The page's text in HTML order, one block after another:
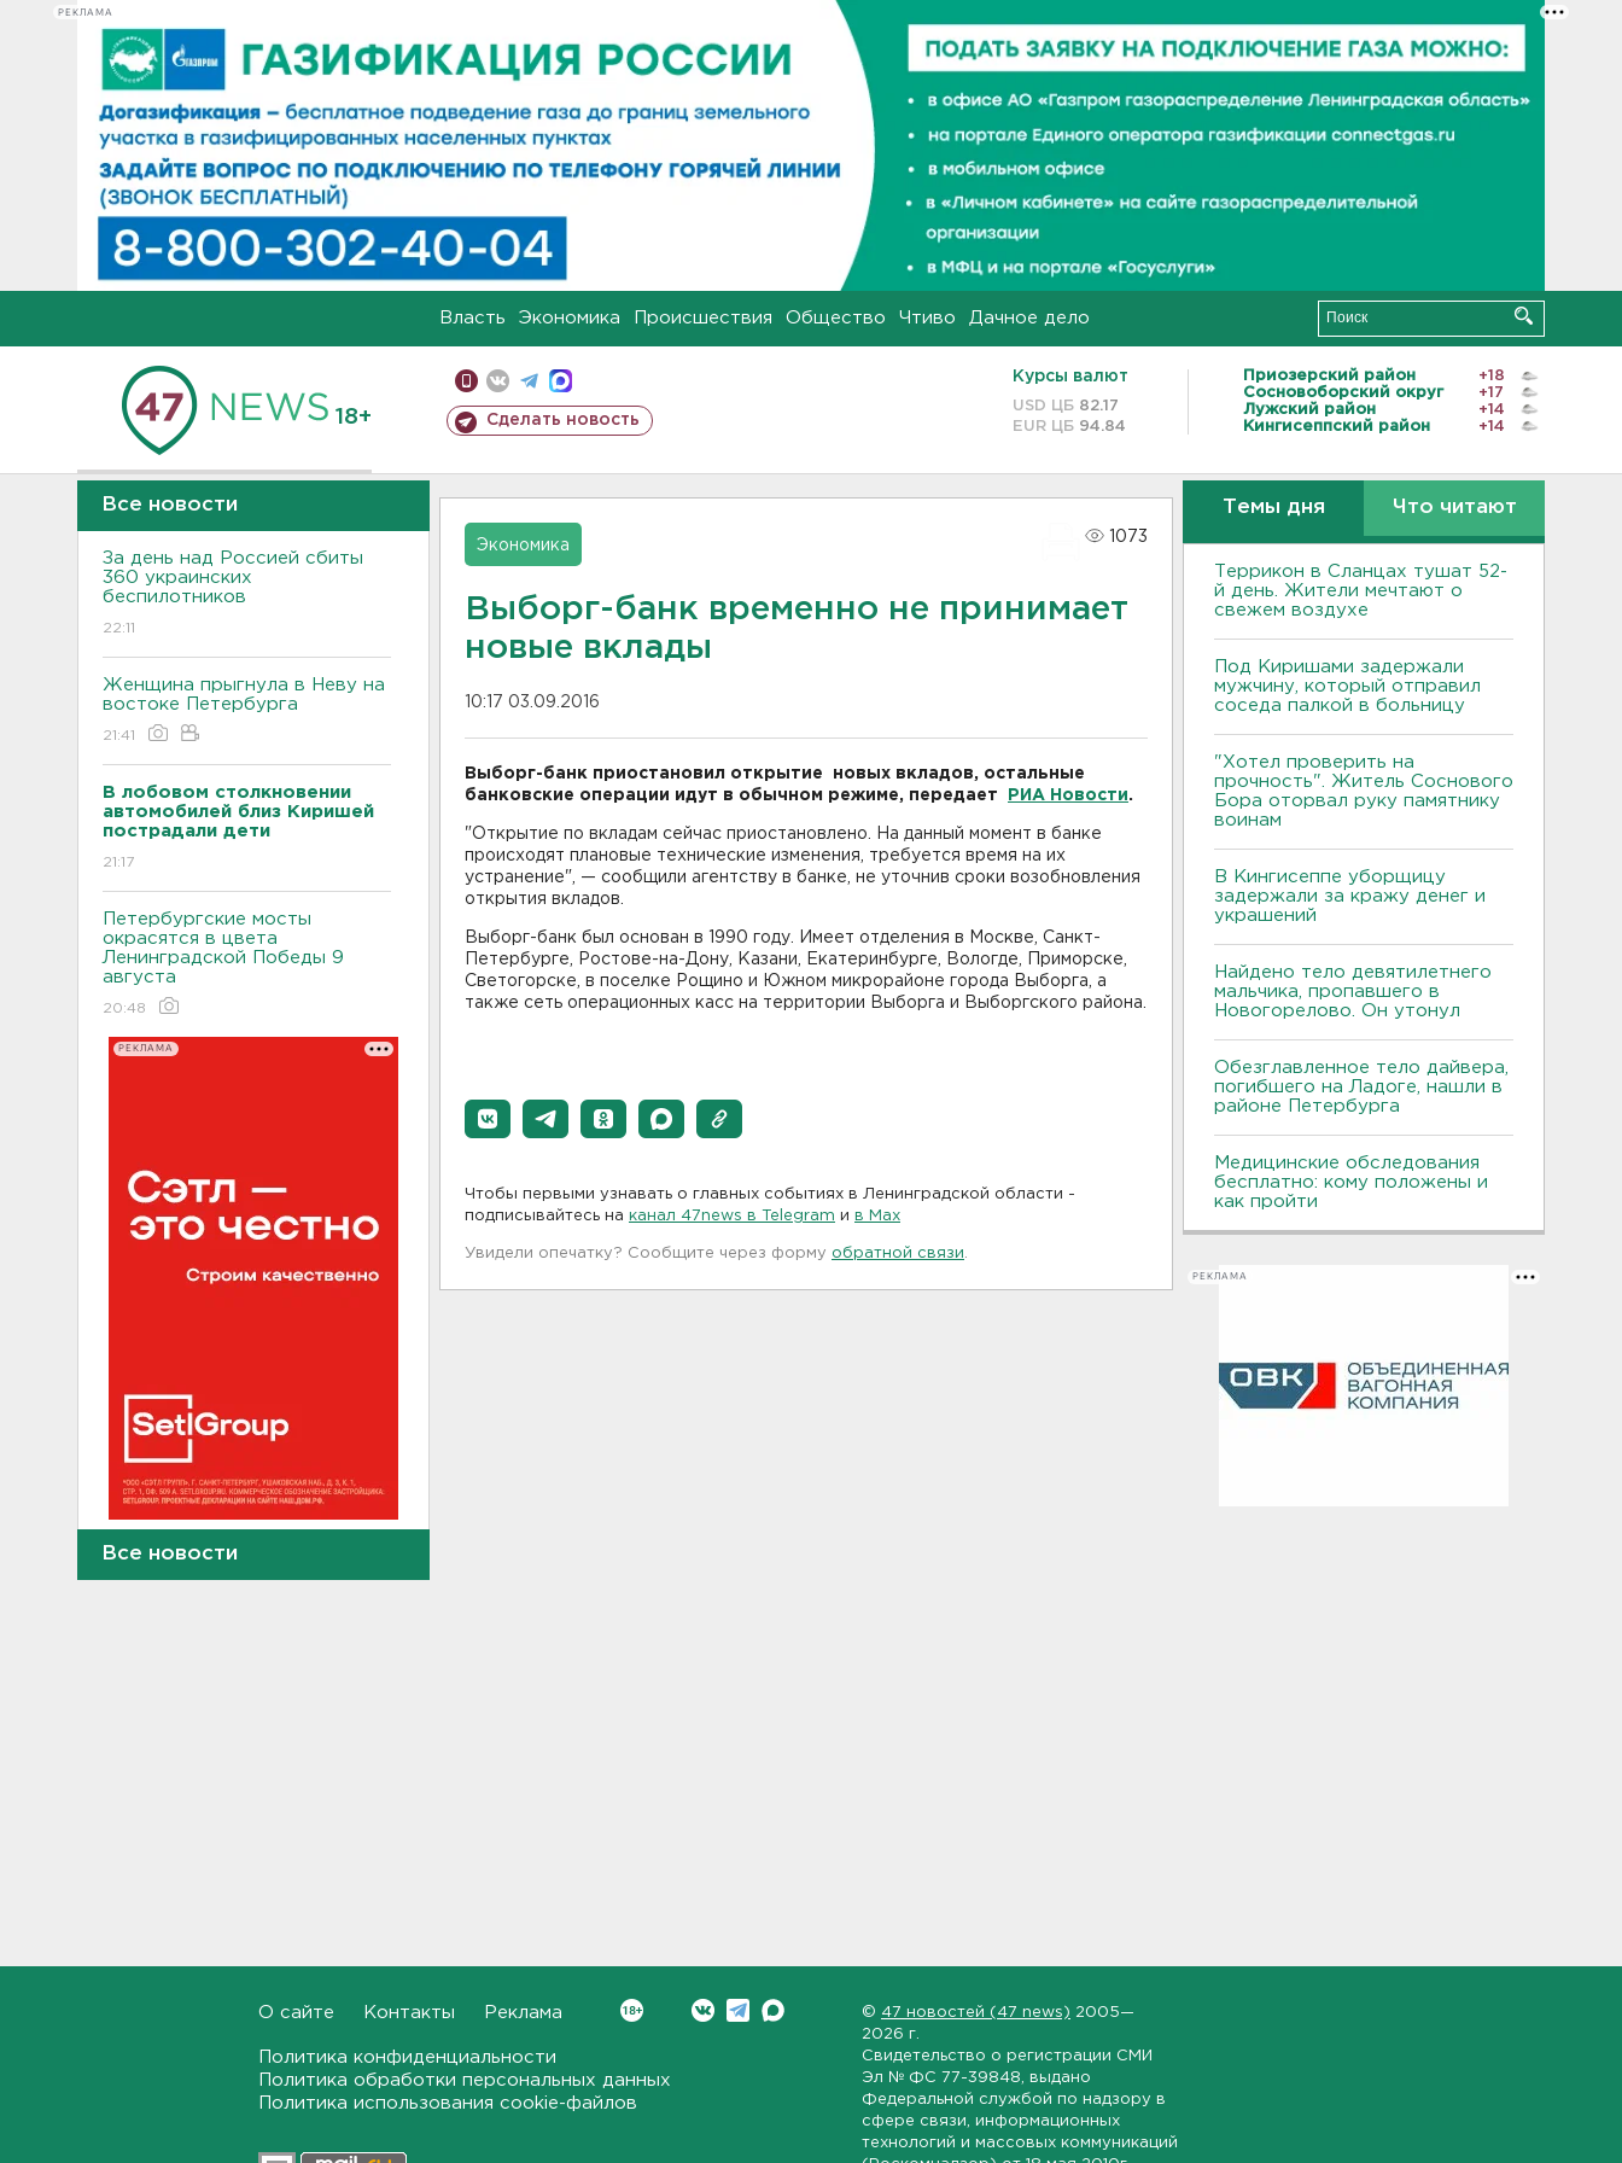
РЕКЛАМА
Власть Экономика Происшествия Общество Чтиво Дачное дело
18+ Сделать новость
Курсы валют
USD ЦБ 82.17
EUR ЦБ 94.84
Приозерский район
+18
Сосновоборский округ
+17
Лужский район
+14
Кингисеппский район
+14
Все новости
За день над Россией сбиты
360 украинских
беспилотников
22:11
Женщина прыгнула в Неву на
востоке Петербурга
21:41
В лобовом столкновении
автомобилей близ Киришей
пострадали дети
21:17
Петербургские мосты
окрасятся в цвета
Ленинградской Победы 9
августа
20:48
РЕКЛАМА
Молоку не место на дверце, а
правильно заполнять
двойники – инструкция от
По программе "Земский
приехали 2,5 тысячи медиков
Все новости
Экономика
1073
Выборг-банк временно не принимает
новые вклады
10:17 03.09.2016
Выборг-банк приостановил открытие новых вкладов, остальные
банковские операции идут в обычном режиме, передает
РИА Новости.
"Открытие по вкладам сейчас приостановлено. На данный момент в банке
происходят плановые технические изменения, требуется время на их
устранение", — сообщили агентству в банке, не уточнив сроки возобновления
открытия вкладов.
Выборг-банк был основан в 1990 году. Имеет отделения в Москве, Санкт-
Петербурге, Ростове-на-Дону, Казани, Екатеринбурге, Вологде, Приморске,
Светогорске, в поселке Рощино и Южном микрорайоне города Выборга, а
также сеть операционных касс на территории Выборга и Выборгского района.
Чтобы первыми узнавать о главных событиях в Ленинградской области -
подписывайтесь на канал 47news в Telegram и в Maх
Увидели опечатку? Сообщите через форму обратной связи
Темы дня Что читают
Террикон в Сланцах тушат 52-
й день. Жители мечтают о
свежем воздухе
Под Киришами задержали
мужчину, который отправил
соседа палкой в больницу
"Хотел проверить на
прочность". Житель Соснового
Бора оторвал руку памятнику
воинам
В Кингисеппе уборщицу
задержали за кражу денег и
украшений
Найдено тело девятилетнего
мальчика, пропавшего в
Новогорелово. Он утонул
Обезглавленное тело дайвера,
погибшего на Ладоге, нашли в
районе Петербурга
Медицинские обследования
бесплатно: кому положены и
как пройти
РЕКЛАМА
О сайте Контакты Реклама
Политика конфиденциальности
Политика обработки персональных данных
Политика использования cookie-файлов
© 47 новостей (47 news) 2005—
2026 г.
Свидетельство о регистрации СМИ
Эл № ФС 77-39848 , выдано
Федеральной службой по надзору в
сфере связи, информационных
технологий и массовых коммуникаций